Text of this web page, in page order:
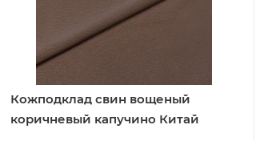
Кожподклад свин вощеный
коричневый капучино Китай